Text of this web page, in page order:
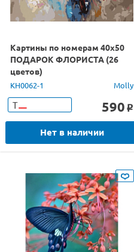
Картины по номерам 40х50
ПОДАРОК ФЛОРИСТА (26
цветов)
KH0062-1 Molly
Т 590 o
Нет в наличии